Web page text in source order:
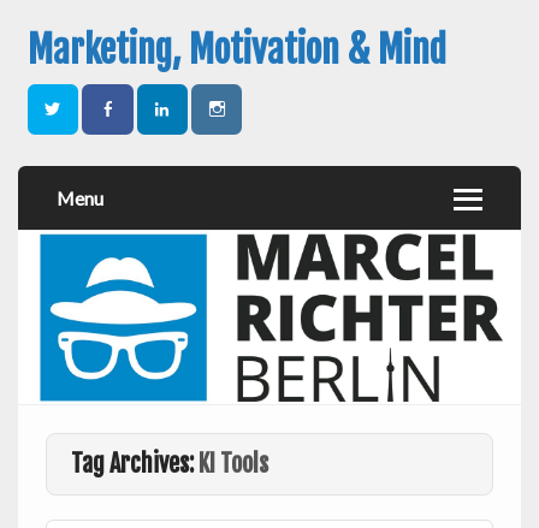
Marketing, Motivation & Mind
Menu
Tag Archives: KI Tools